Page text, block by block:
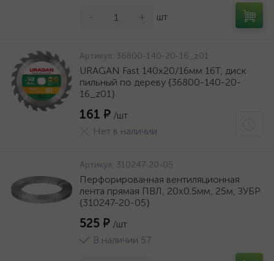
- + шт
Артикул: 36800-140-20-16_z01
URAGAN Fast 140x20/16мм 16Т, диск
пильный по дереву {36800-140-20-
16_z01}
161 ₽ /шт
Нет в наличии
Артикул: 310247-20-05
Перфорированная вентиляционная
лента прямая ПВЛ, 20х0.5мм, 25м, ЗУБР
{310247-20-05}
525 ₽ /шт
В наличии 57